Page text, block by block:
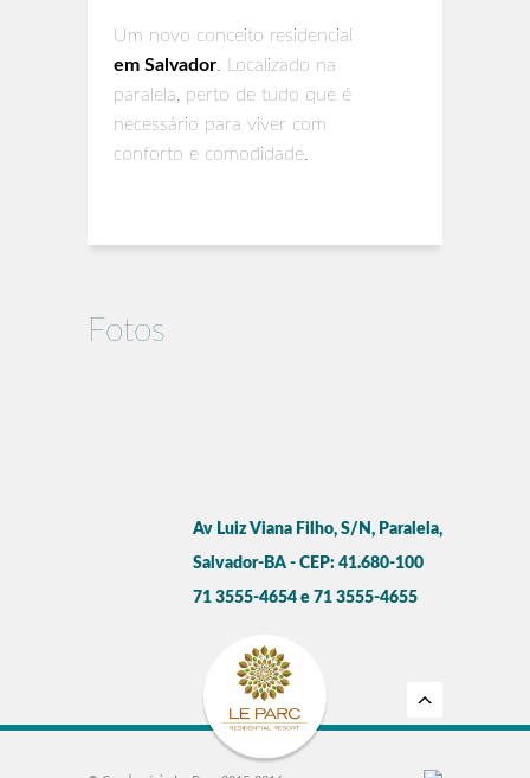
Um novo conceito residencial
em Salvador . Localizado na
paralela, perto de tudo que é
necessário para viver com
conforto e comodidade.
Fotos
Av Luiz Viana Filho, S/N, Paralela,
Salvador-BA - CEP: 41.680-100
71 3555-4654 e 71 3555-4655